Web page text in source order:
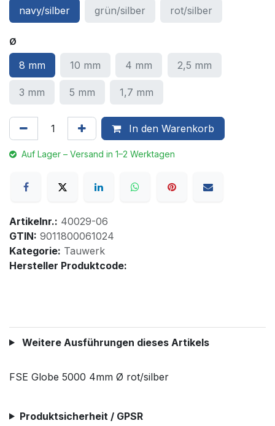
navy/silber grün/silber rot/silber
Ø
8 mm 10 mm 4 mm 2,5 mm
3 mm 5 mm 1,7 mm
In den Warenkorb
Auf Lager – Versand in 1–2 Werktagen
Artikelnr.: 40029-06
GTIN: 9011800061024
Kategorie: Tauwerk
Hersteller Produktcode:
Weitere Ausführungen dieses Artikels
FSE Globe 5000 4mm Ø rot/silber
Produktsicherheit / GPSR